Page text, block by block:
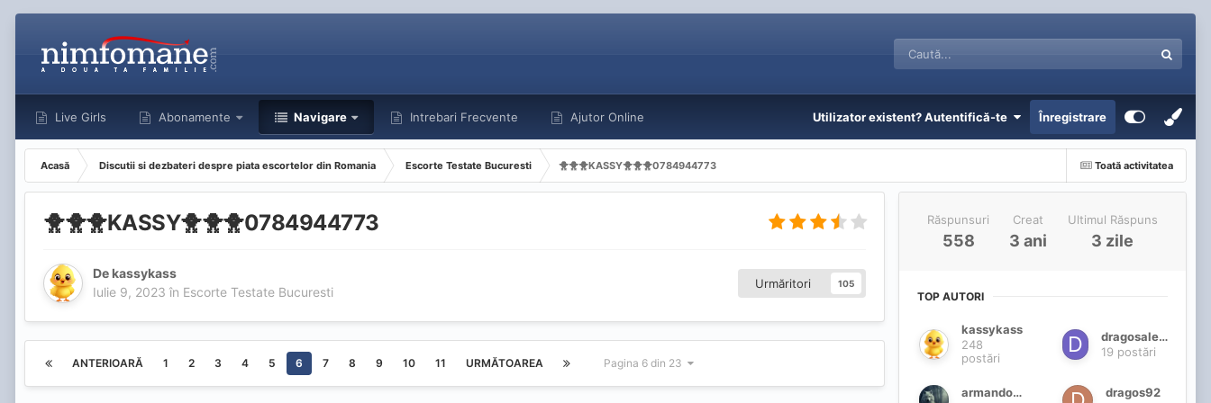
Live Girls Abonamente Navigare Intrebari Frecvente Ajutor Online Utilizator existent? Autentifică-te Înregistrare
Toată activitatea
Acasă Discutii si dezbateri despre piata escortelor din Romania Escorte Testate Bucuresti 🐥🐥🐥KASSY🐥🐥🐥0784944773
🐥🐥🐥KASSY🐥🐥🐥0784944773
Dekassykass
Iulie 9, 2023 în Escorte Testate Bucuresti
Urmăritori 105
ANTERIOARĂ 1 2 3 4 5 6 7 8 9 10 11 URMĂTOAREA Pagina 6 din 23
Răspunsuri
558
Creat
3 ani
Ultimul Răspuns
3 zile
TOP AUTORI
kassykass
248
postări
dragosalex92
19 postări
armando77
dragos92